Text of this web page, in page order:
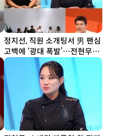
정지선, 직원 소개팅서 男 팬심
고백에 ‘광대 폭발’…전현무
“집에 좀 가!” (사당귀)